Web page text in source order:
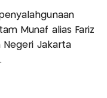
Munaf alias Fariz
Negeri Jakarta